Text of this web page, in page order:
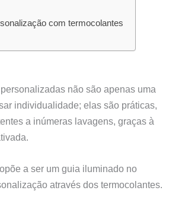
com termocolantes
não são apenas uma
individualidade; elas são práticas,
a inúmeras lavagens, graças à
a ser um guia iluminado no
através dos termocolantes.